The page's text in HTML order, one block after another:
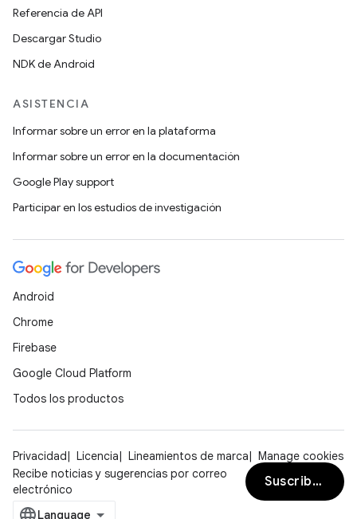
Referencia de API
Descargar Studio
NDK de Android
ASISTENCIA
Informar sobre un error en la plataforma
Informar sobre un error en la documentación
Google Play support
Participar en los estudios de investigación
Android
Chrome
Firebase
Google Cloud Platform
Todos los productos
Privacidad Licencia Lineamientos de marca
Manage cookies
Recibe noticias y sugerencias por correo
electrónico
Suscribirse